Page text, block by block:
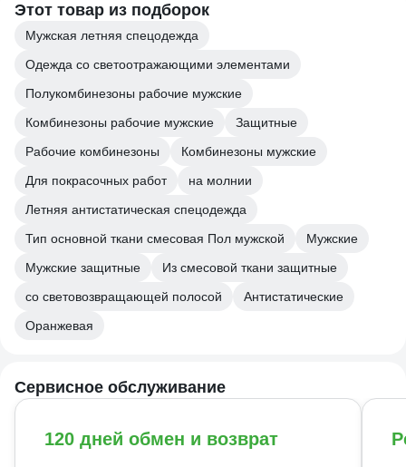
Этот товар из подборок
Мужская летняя спецодежда
Одежда со светоотражающими элементами
Полукомбинезоны рабочие мужские
Комбинезоны рабочие мужские
Защитные
Рабочие комбинезоны
Комбинезоны мужские
Для покрасочных работ
на молнии
Летняя антистатическая спецодежда
Тип основной ткани смесовая Пол мужской
Мужские
Мужские защитные
Из смесовой ткани защитные
со световозвращающей полосой
Антистатические
Оранжевая
Сервисное обслуживание
120 дней обмен и возврат